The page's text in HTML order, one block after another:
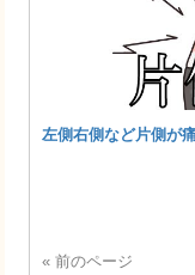
左側右側など片側が
« 前のページ